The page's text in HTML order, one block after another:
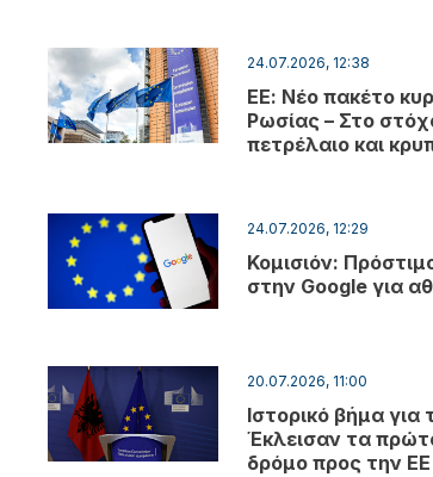
24.07.2026, 12:38
ΕΕ: Νέο πακέτο
Ρωσίας – Στο
πετρέλαιο και
24.07.2026, 12:29
Κομισιόν:
στην Google για
20.07.2026, 11:00
Ιστορικό βήμα για
Έκλεισαν τα
δρόμο προς την ΕΕ